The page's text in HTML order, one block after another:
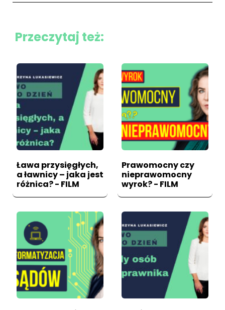
Przeczytaj też:
Ława przysięgłych,
a ławnicy – jaka jest
różnica? - FILM
Prawomocny czy
nieprawomocny
wyrok? - FILM